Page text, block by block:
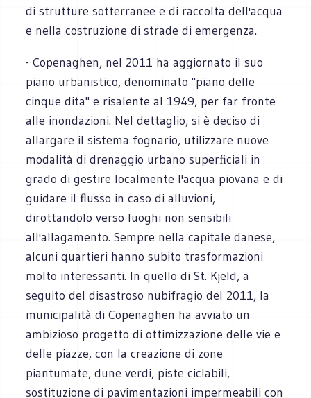
di strutture sotterranee e di raccolta dell'acqua
e nella costruzione di strade di emergenza.
- Copenaghen, nel 2011 ha aggiornato il suo
piano urbanistico, denominato "piano delle
cinque dita" e risalente al 1949, per far fronte
alle inondazioni. Nel dettaglio, si è deciso di
allargare il sistema fognario, utilizzare nuove
modalità di drenaggio urbano superﬁciali in
grado di gestire localmente l'acqua piovana e di
guidare il ﬂusso in caso di alluvioni,
dirottandolo verso luoghi non sensibili
all'allagamento. Sempre nella capitale danese,
alcuni quartieri hanno subito trasformazioni
molto interessanti. In quello di St. Kjeld, a
seguito del disastroso nubifragio del 2011, la
municipalità di Copenaghen ha avviato un
ambizioso progetto di ottimizzazione delle vie e
delle piazze, con la creazione di zone
piantumate, dune verdi, piste ciclabili,
sostituzione di pavimentazioni impermeabili con